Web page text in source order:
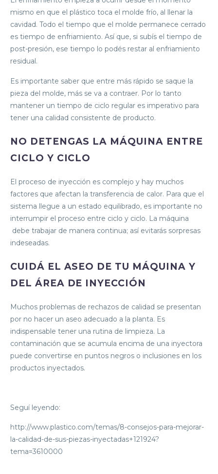
mismo en que el plástico toca el molde frío, al llenar la
cavidad. Todo el tiempo que el molde permanece cerrado
es tiempo de enfriamiento. Así que, si subís el tiempo de
post-presión, ese tiempo lo podés restar al enfriamiento
residual.
Es importante saber que entre más rápido se saque la
pieza del molde, más se va a contraer. Por lo tanto
mantener un tiempo de ciclo regular es imperativo para
tener una calidad consistente de producto.
NO DETENGAS LA MÁQUINA ENTRE
CICLO Y CICLO
El proceso de inyección es complejo y hay muchos
factores que afectan la transferencia de calor. Para que el
sistema llegue a un estado equilibrado, es importante no
interrumpir el proceso entre ciclo y ciclo. La máquina
debe trabajar de manera continua; así evitarás sorpresas
indeseadas.
CUIDÁ EL ASEO DE TU MÁQUINA Y
DEL ÁREA DE INYECCIÓN
Muchos problemas de rechazos de calidad se presentan
por no hacer un aseo adecuado a la planta. Es
indispensable tener una rutina de limpieza. La
contaminación que se acumula encima de una inyectora
puede convertirse en puntos negros o inclusiones en los
productos inyectados.
Seguí leyendo:
http://www.plastico.com/temas/8-consejos-para-mejorar-
la-calidad-de-sus-piezas-inyectadas+121924?
tema=3610000